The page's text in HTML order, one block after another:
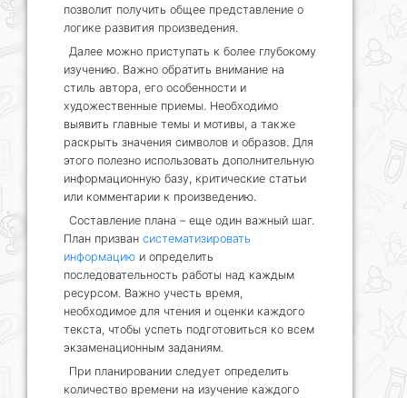
позволит получить общее представление о
логике развития произведения.
Далее можно приступать к более глубокому
изучению. Важно обратить внимание на
стиль автора, его особенности и
художественные приемы. Необходимо
выявить главные темы и мотивы, а также
раскрыть значения символов и образов. Для
этого полезно использовать дополнительную
информационную базу, критические статьи
или комментарии к произведению.
Составление плана – еще один важный шаг.
План призван систематизировать
информацию и определить
последовательность работы над каждым
ресурсом. Важно учесть время,
необходимое для чтения и оценки каждого
текста, чтобы успеть подготовиться ко всем
экзаменационным заданиям.
При планировании следует определить
количество времени на изучение каждого